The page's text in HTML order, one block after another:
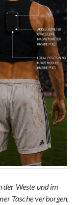
der Weste und im
Tasche verborgen,